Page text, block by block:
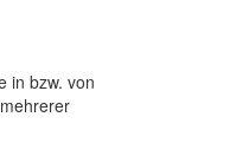
in bzw. von